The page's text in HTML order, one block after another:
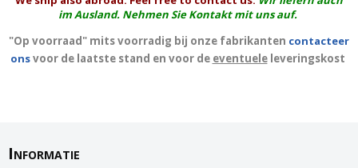
im Ausland. Nehmen Sie Kontakt mit uns auf.
"Op voorraad" mits voorradig bij onze fabrikanten contacteer
onsvoor de laatste stand en voor de eventueleleveringskost
Informatie